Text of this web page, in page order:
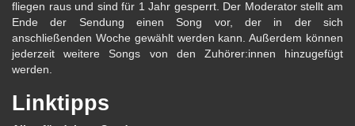
fliegen raus und sind für 1 Jahr gesperrt. Der Moderator stellt am
Ende der Sendung einen Song vor, der in der sich
anschließenden Woche gewählt werden kann. Außerdem können
jederzeit weitere Songs von den Zuhörer:innen hinzugefügt
werden.
Linktipps